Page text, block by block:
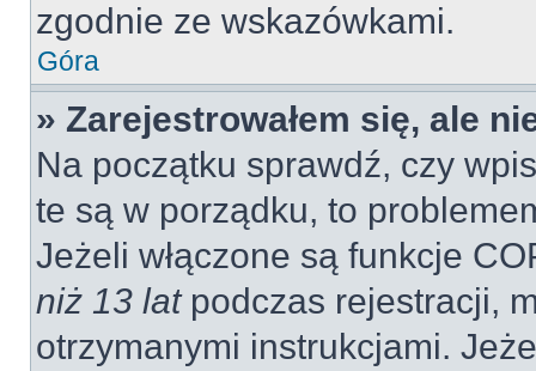
zgodnie ze wskazówkami.
Góra
» Zarejestrowałem się, ale
Na początku sprawdź, czy
te są w porządku, to
Jeżeli włączone są funkcje
niż 13 latpodczas rejestracji,
otrzymanymi instrukcjami.